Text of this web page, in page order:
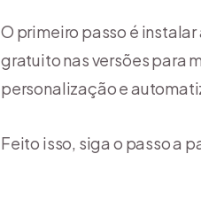
O primeiro passo é
gratuito nas versões para
personalização e
Feito isso, siga o passo a